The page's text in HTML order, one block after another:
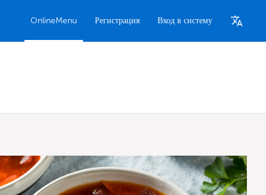
OnlineMenu Регистрация Вход в систему